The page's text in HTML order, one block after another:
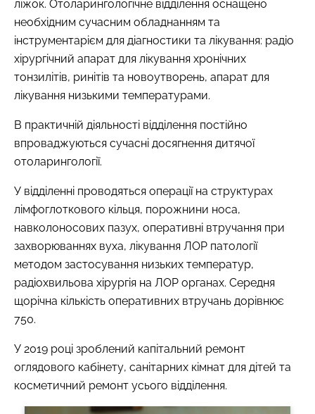
ліжок. Отоларингологічне відділення оснащено
необхідним сучасним обладнанням та
інструментарієм для діагностики та лікування: радіо
хірургічний апарат для лікування хронічних
тонзилітів, ринітів та новоутворень, апарат для
лікування низькими температурами.
В практичній діяльності відділення постійно
впроваджуються сучасні досягнення дитячої
отоларингології.
У відділенні проводяться операції на структурах
лімфоглоткового кільця, порожнини носа,
навколоносових пазух, оперативні втручання при
захворюваннях вуха, лікування ЛОР патології
методом застосування низьких температур,
радіохвильова хірургія на ЛОР органах. Середня
щорічна кількість оперативних втручань дорівнює
750.
У 2019 році зроблений капітальний ремонт
оглядового кабінету, санітарних кімнат для дітей та
косметичний ремонт усього відділення.